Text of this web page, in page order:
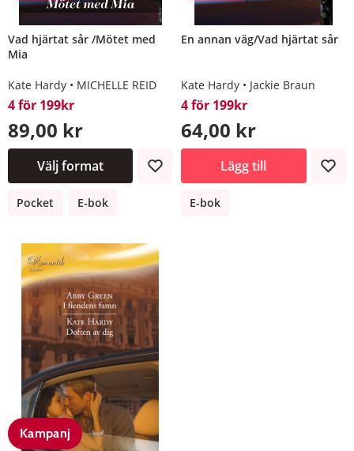
Vad hjärtat sår /Mötet med
Mia
Kate Hardy MICHELLE REID
4 för 199kr
89,00 kr
Välj format
Pocket E-bok
En annan väg/Vad hjärtat sår
Kate Hardy Jackie Braun
4 för 199kr
64,00 kr
Lägg till
E-bok
Kampanj